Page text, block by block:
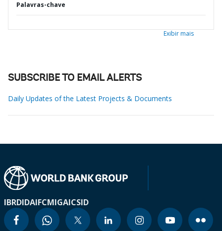
Palavras-chave
Exibir mais
SUBSCRIBE TO EMAIL ALERTS
Daily Updates of the Latest Projects & Documents
IBRDIDAIFCMIGAICSID